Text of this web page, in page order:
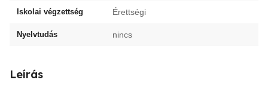
Iskolai végzettség Érettségi
Nyelvtudás nincs
Leírás